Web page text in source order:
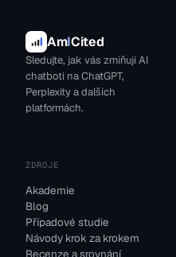
AmICited
Sledujte, jak vás zmiňují AI
chatboti na ChatGPT,
Perplexity a dalších
platformách.
ZDROJE
Akademie
Blog
Případové studie
Návody krok za krokem
Recenze a srovnání